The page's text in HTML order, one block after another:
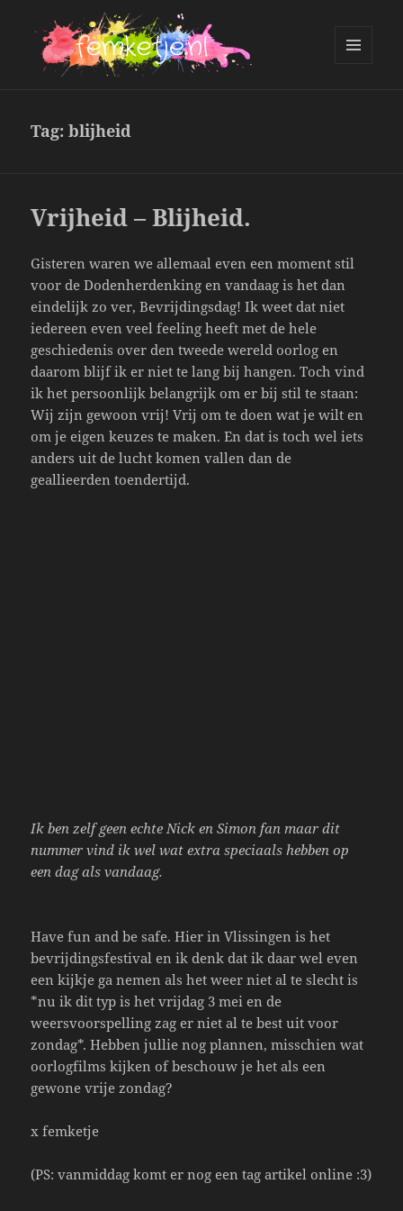
Tag:blijheid
Vrijheid – Blijheid.
Gisteren waren we allemaal even een moment stil
voor de Dodenherdenking en vandaag is het dan
eindelijk zo ver, Bevrijdingsdag! Ik weet dat niet
iedereen even veel feeling heeft met de hele
geschiedenis over den tweede wereld oorlog en
daarom blijf ik er niet te lang bij hangen. Toch vind
ik het persoonlijk belangrijk om er bij stil te staan:
Wij zijn gewoon vrij! Vrij om te doen wat je wilt en
om je eigen keuzes te maken. En dat is toch wel iets
anders uit de lucht komen vallen dan de
geallieerden toendertijd.
Ik ben zelf geen echte Nick en Simon fan maar dit
nummer vind ik wel wat extra speciaals hebben op
een dag als vandaag.
Have fun and be safe. Hier in Vlissingen is het
bevrijdingsfestival en ik denk dat ik daar wel even
een kijkje ga nemen als het weer niet al te slecht is
*nu ik dit typ is het vrijdag 3 mei en de
weersvoorspelling zag er niet al te best uit voor
zondag*. Hebben jullie nog plannen, misschien wat
oorlogfilms kijken of beschouw je het als een
gewone vrije zondag?
x femketje
(PS: vanmiddag komt er nog een tag artikel online :3)